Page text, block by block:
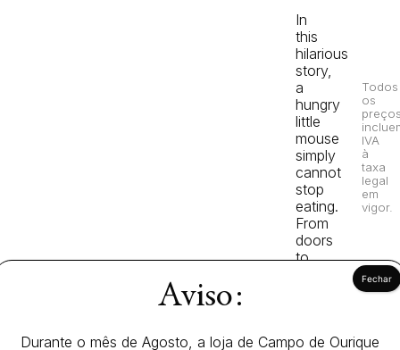
In
this
hilarious
story,
a
hungry
little
mouse
simply
cannot
stop
eating.
From
doors
to
even
Todos
os
IVA
à
taxa
legal
em
vigor.
Aviso:
Durante o mês de Agosto, a loja de Campo de Ourique